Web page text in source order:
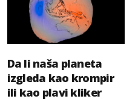
Da li naša planeta
izgleda kao krompir
ili kao plavi kliker